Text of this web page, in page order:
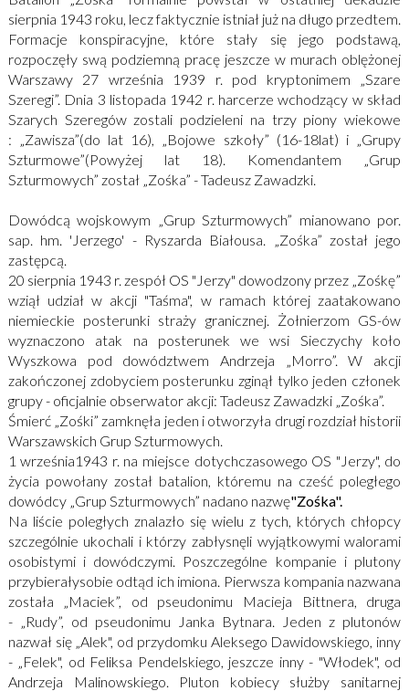
sierpnia 1943 roku, lecz faktycznie istniał już na długo przedtem.
Formacje konspiracyjne, które stały się jego podstawą,
rozpoczęły swą podziemną pracę jeszcze w murach oblężonej
Warszawy 27 września 1939 r. pod kryptonimem „Szare
Szeregi”. Dnia 3 listopada 1942 r. harcerze wchodzący w skład
Szarych Szeregów zostali podzieleni na trzy piony wiekowe
: „Zawisza”(do lat 16), „Bojowe szkoły” (16-18lat) i „Grupy
Szturmowe”(Powyżej lat 18). Komendantem „Grup
Szturmowych” został „Zośka” - Tadeusz Zawadzki.
Dowódcą wojskowym „Grup Szturmowych” mianowano por.
sap. hm. 'Jerzego' - Ryszarda Białousa. „Zośka” został jego
zastępcą.
20 sierpnia 1943 r. zespół OS "Jerzy" dowodzony przez „Zośkę”
wziął udział w akcji "Taśma", w ramach której zaatakowano
niemieckie posterunki straży granicznej. Żołnierzom GS-ów
wyznaczono atak na posterunek we wsi Sieczychy koło
Wyszkowa pod dowództwem Andrzeja „Morro”. W akcji
zakończonej zdobyciem posterunku zginął tylko jeden członek
grupy - oficjalnie obserwator akcji: Tadeusz Zawadzki „Zośka”.
Śmierć „Zośki” zamknęła jeden i otworzyła drugi rozdział historii
Warszawskich Grup Szturmowych.
1 września1943 r. na miejsce dotychczasowego OS "Jerzy", do
życia powołany został batalion, któremu na cześć poległego
dowódcy „Grup Szturmowych” nadano nazwę"Zośka".
Na liście poległych znalazło się wielu z tych, których chłopcy
szczególnie ukochali i którzy zabłysnęli wyjątkowymi walorami
osobistymi i dowódczymi. Poszczególne kompanie i plutony
przybierałysobie odtąd ich imiona. Pierwsza kompania nazwana
została „Maciek”, od pseudonimu Macieja Bittnera, druga
- „Rudy”, od pseudonimu Janka Bytnara. Jeden z plutonów
nazwał się „Alek", od przydomku Aleksego Dawidowskiego, inny
- „Felek", od Feliksa Pendelskiego, jeszcze inny - "Włodek", od
Andrzeja Malinowskiego. Pluton kobiecy służby sanitarnej